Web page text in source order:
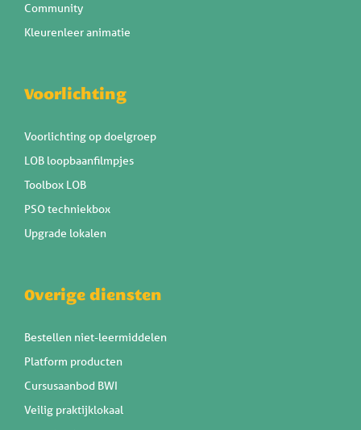
Community
Kleurenleer animatie
Voorlichting
Voorlichting op doelgroep
LOB loopbaanfilmpjes
Toolbox LOB
PSO techniekbox
Upgrade lokalen
Overige diensten
Bestellen niet-leermiddelen
Platform producten
Cursusaanbod BWI
Veilig praktijklokaal